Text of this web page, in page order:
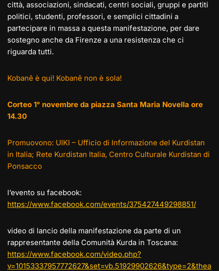
città, associazioni, sindacati, centri sociali, gruppi e partiti
politici, studenti, professori, e semplici cittadini a
partecipare in massa a questa manifestazione, per dare
sostegno anche da Firenze a una resistenza che ci
riguarda tutti.
Kobanê è qui! Kobanê non è sola!
Corteo 1° novembre da piazza Santa Maria Novella ore
14.30
Promuovono: UIKI – Ufficio di Informazione del Kurdistan
in Italia; Rete Kurdistan Italia, Centro Culturale Kurdistan di
Ponsacco
l’evento su facebook:
https://www.facebook.com/events/375427449298851/
video di lancio della manifestazione da parte di un
rappresentante della Comunità Kurda in Toscana:
https://www.facebook.com/video.php?
v=10153337957772627&set=vb.51929902626&type=2&thea